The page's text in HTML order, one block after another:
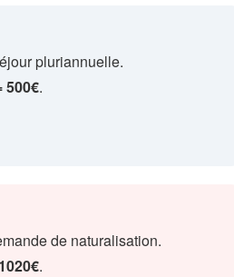
pluriannuelle.
500€.
de naturalisation.
.